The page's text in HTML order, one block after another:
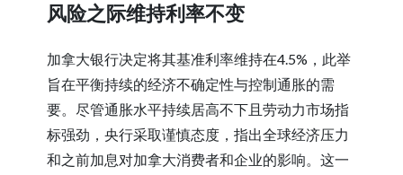
风险之际维持利率不变
加拿大银行决定将其基准利率维持在4.5%，此举
旨在平衡持续的经济不确定性与控制通胀的需
要。尽管通胀水平持续居高不下且劳动力市场指
标强劲，央行采取谨慎态度，指出全球经济压力
和之前加息对加拿大消费者和企业的影响。这一